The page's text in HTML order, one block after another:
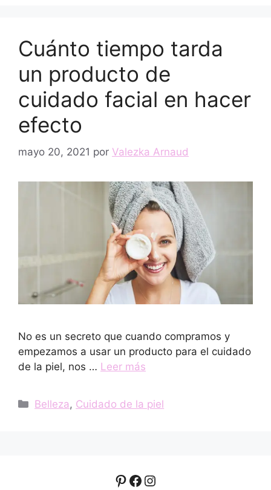
Cuánto tiempo tarda
un producto de
cuidado facial en hacer
efecto
mayo 20, 2021 por Valezka Arnaud
No es un secreto que cuando compramos y
empezamos a usar un producto para el cuidado
de la piel, nos … Leer más
Categorías
Belleza, Cuidado de la piel
Pinterest
Facebook
Instagram